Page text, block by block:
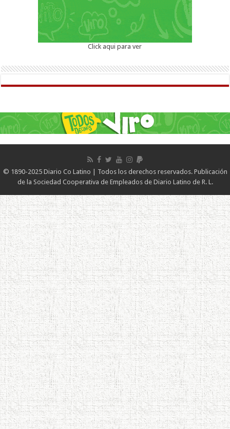
Click aqui para ver
© 1890-2025 Diario Co Latino | Todos los derechos reservados. Publicación
de la Sociedad Cooperativa de Empleados de Diario Latino de R. L.